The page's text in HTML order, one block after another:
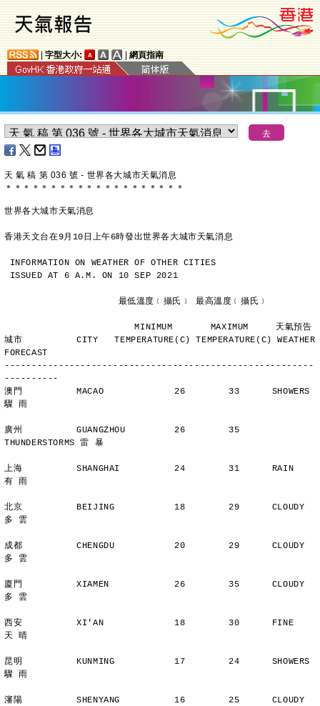
字型大小: 網頁指南
天 氣 稿 第 036 號 - 世界各大城市天氣消息
＊ ＊ ＊ ＊ ＊ ＊ ＊ ＊ ＊ ＊ ＊ ＊ ＊ ＊ ＊ ＊ ＊ ＊ ＊ ＊
世界各大城市天氣消息
香港天文台在9月10日上午6時發出世界各大城市天氣消息
INFORMATION ON WEATHER OF OTHER CITIES
ISSUED AT 6 A.M. ON 10 SEP 2021
                     最低溫度﹝攝氏﹞ 最高溫度﹝攝氏﹞
                        MINIMUM       MAXIMUM     天氣預告
城市          CITY   TEMPERATURE(C) TEMPERATURE(C) WEATHER
FORECAST
---------------------------------------------------------
----------
澳門          MACAO             26        33      SHOWERS
驟 雨
廣州          GUANGZHOU         26        35
THUNDERSTORMS 雷 暴
上海          SHANGHAI          24        31      RAIN
有 雨
北京          BEIJING           18        29      CLOUDY
多 雲
成都          CHENGDU           20        29      CLOUDY
多 雲
廈門          XIAMEN            26        35      CLOUDY
多 雲
西安          XI'AN             18        30      FINE
天 晴
昆明          KUNMING           17        24      SHOWERS
驟 雨
瀋陽          SHENYANG          16        25      CLOUDY